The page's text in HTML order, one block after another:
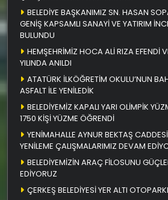
BELEDİYE BAŞKANIMIZ SN. HASAN
GENİŞ KAPSAMLI SANAYİ VE YATIRIM
BULUNDU
HEMŞEHRİMİZ HOCA ALİ RIZA EFENDİ
YILINDA ANILDI
ATATÜRK İLKÖĞRETİM OKULU’NUN
ASFALT İLE YENİLEDİK
BELEDİYEMİZ KAPALI YARI OLİMPİK
1750 KİŞİ YÜZME ÖĞRENDİ
YENİMAHALLE AYNUR BEKTAŞ
YENİLEME ÇALIŞMALARIMIZ DEVAM
BELEDİYEMİZİN ARAÇ FİLOSUNU
EDİYORUZ
ÇERKEŞ BELEDİYESİ YER ALTI